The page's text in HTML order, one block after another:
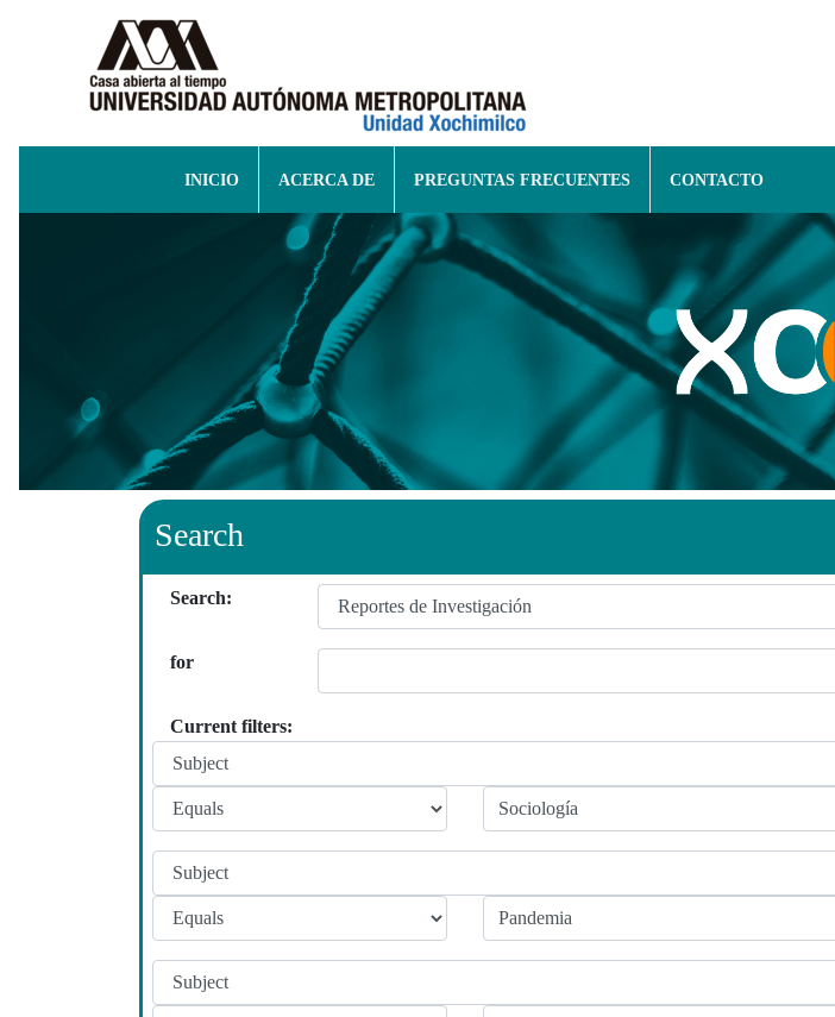
INICIO ACERCA DE PREGUNTAS FRECUENTES CONTACTO
Search
Search:
for
Current filters: